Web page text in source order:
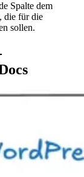
Spalte dem
die für die
sollen.